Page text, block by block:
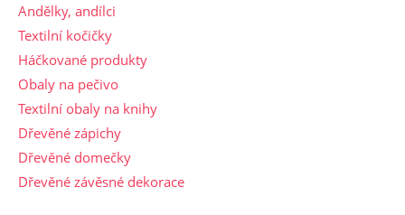
Andělky, andílci
Textilní kočičky
Háčkované produkty
Obaly na pečivo
Textilní obaly na knihy
Dřevěné zápichy
Dřevěné domečky
Dřevěné závěsné dekorace